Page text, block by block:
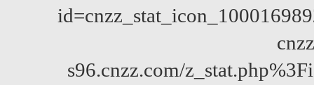
s96.cnzz.com/